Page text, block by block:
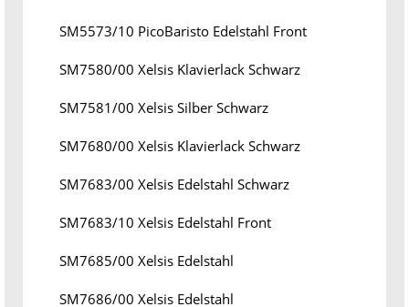
SM5573/10 PicoBaristo Edelstahl Front
SM7580/00 Xelsis Klavierlack Schwarz
SM7581/00 Xelsis Silber Schwarz
SM7680/00 Xelsis Klavierlack Schwarz
SM7683/00 Xelsis Edelstahl Schwarz
SM7683/10 Xelsis Edelstahl Front
SM7685/00 Xelsis Edelstahl
SM7686/00 Xelsis Edelstahl